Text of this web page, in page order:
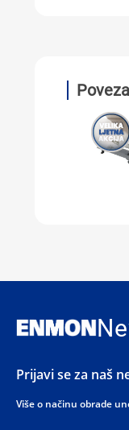
Prijavi se za naš
Više o načinu obrade